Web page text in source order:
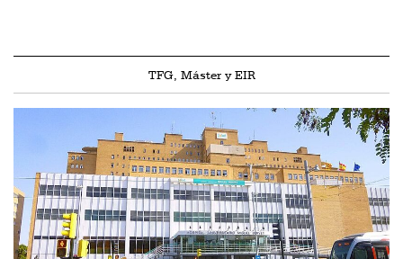
TFG, Máster y EIR